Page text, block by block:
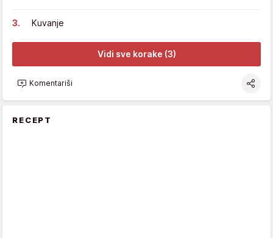
Kuvanje
Vidi sve korake (3)
Komentariši
RECEPT